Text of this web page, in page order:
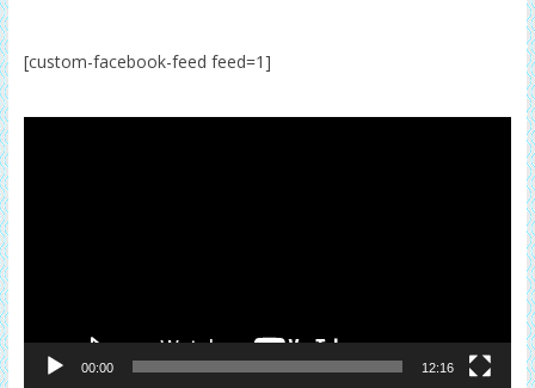
[custom-facebook-feed feed=1]
00:00 12:16